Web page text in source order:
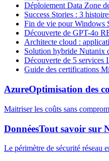
Déploiement Data Zone
Success Stories : 3
Fin de vie pour Windows
Découverte de GPT-4o
Architecte cloud :
Solution hybride Nutanix
Découverte de 5 services
Guide des certifications
AzureOptimisation des
Maitriser les coûts sans
DonnéesTout savoir sur
Le périmètre de sécurité réseau